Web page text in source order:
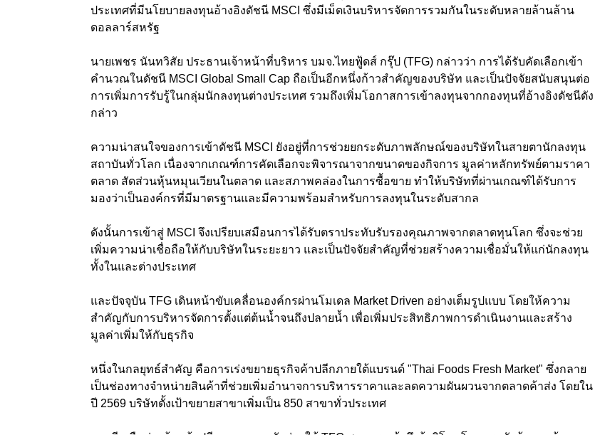
ประเทศที่มีนโยบายลงทุนอ้างอิงดัชนี MSCI ซึ่งมีเม็ดเงินบริหารจัดการรวมกันในระดับหลายล้านล้าน
ดอลลาร์สหรัฐ
นายเพชร นันทวิสัย ประธานเจ้าหน้าที่บริหาร บมจ.ไทยฟู้ดส์ กรุ๊ป (TFG) กล่าวว่า การได้รับคัดเลือกเข้า
คำนวณในดัชนี MSCI Global Small Cap ถือเป็นอีกหนึ่งก้าวสำคัญของบริษัท และเป็นปัจจัยสนับสนุนต่อ
การเพิ่มการรับรู้ในกลุ่มนักลงทุนต่างประเทศ รวมถึงเพิ่มโอกาสการเข้าลงทุนจากกองทุนที่อ้างอิงดัชนีดัง
กล่าว
ความน่าสนใจของการเข้าดัชนี MSCI ยังอยู่ที่การช่วยยกระดับภาพลักษณ์ของบริษัทในสายตานักลงทุน
สถาบันทั่วโลก เนื่องจากเกณฑ์การคัดเลือกจะพิจารณาจากขนาดของกิจการ มูลค่าหลักทรัพย์ตามราคา
ตลาด สัดส่วนหุ้นหมุนเวียนในตลาด และสภาพคล่องในการซื้อขาย ทำให้บริษัทที่ผ่านเกณฑ์ได้รับการ
มองว่าเป็นองค์กรที่มีมาตรฐานและมีความพร้อมสำหรับการลงทุนในระดับสากล
ดังนั้นการเข้าสู่ MSCI จึงเปรียบเสมือนการได้รับตราประทับรับรองคุณภาพจากตลาดทุนโลก ซึ่งจะช่วย
เพิ่มความน่าเชื่อถือให้กับบริษัทในระยะยาว และเป็นปัจจัยสำคัญที่ช่วยสร้างความเชื่อมั่นให้แก่นักลงทุน
ทั้งในและต่างประเทศ
และปัจจุบัน TFG เดินหน้าขับเคลื่อนองค์กรผ่านโมเดล Market Driven อย่างเต็มรูปแบบ โดยให้ความ
สำคัญกับการบริหารจัดการตั้งแต่ต้นน้ำจนถึงปลายน้ำ เพื่อเพิ่มประสิทธิภาพการดำเนินงานและสร้าง
มูลค่าเพิ่มให้กับธุรกิจ
หนึ่งในกลยุทธ์สำคัญ คือการเร่งขยายธุรกิจค้าปลีกภายใต้แบรนด์ "Thai Foods Fresh Market" ซึ่งกลาย
เป็นช่องทางจำหน่ายสินค้าที่ช่วยเพิ่มอำนาจการบริหารราคาและลดความผันผวนจากตลาดค้าส่ง โดยใน
ปี 2569 บริษัทตั้งเป้าขยายสาขาเพิ่มเป็น 850 สาขาทั่วประเทศ